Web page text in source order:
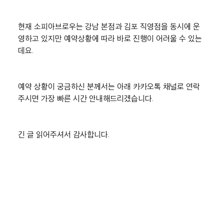
현재 소피아브로우는 강남 본점과 김포 직영점을 동시에 운
영하고 있지만 예약상황에 따라 바로 진행이 어려울 수 있는
데요.
예약 상황이 궁금하신 분께서는 아래 카카오톡 채널로 연락
주시면 가장 빠른 시간 안내해드리겠습니다.
긴 글 읽어주셔서 감사합니다.